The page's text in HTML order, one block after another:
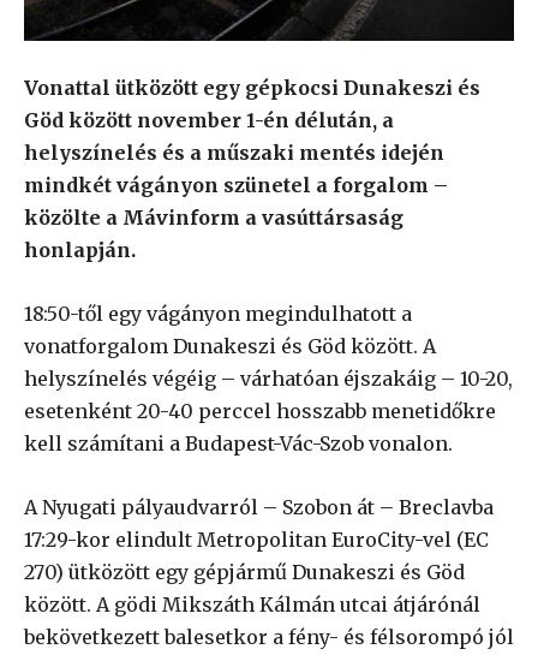
Vonattal ütközött egy gépkocsi Dunakeszi és
Göd között november 1-én délután, a
helyszínelés és a műszaki mentés idején
mindkét vágányon szünetel a forgalom –
közölte a Mávinform a vasúttársaság
honlapján.
18:50-től egy vágányon megindulhatott a
vonatforgalom Dunakeszi és Göd között. A
helyszínelés végéig – várhatóan éjszakáig – 10-20,
esetenként 20-40 perccel hosszabb menetidőkre
kell számítani a Budapest-Vác-Szob vonalon.
A Nyugati pályaudvarról – Szobon át – Breclavba
17:29-kor elindult Metropolitan EuroCity-vel (EC
270) ütközött egy gépjármű Dunakeszi és Göd
között. A gödi Mikszáth Kálmán utcai átjárónál
bekövetkezett balesetkor a fény- és félsorompó jól